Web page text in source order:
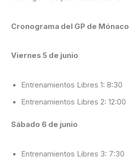
Cronograma del GP de Mónaco
Viernes 5 de junio
Entrenamientos Libres 1: 8:30
Entrenamientos Libres 2: 12:00
Sábado 6 de junio
Entrenamientos Libres 3: 7:30